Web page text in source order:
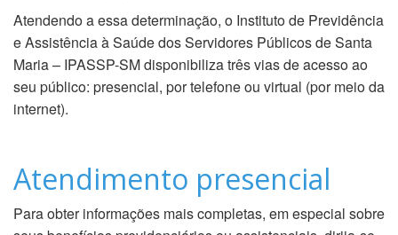
Atendendo a essa determinação, o Instituto de Previdência
e Assistência à Saúde dos Servidores Públicos de Santa
Maria – IPASSP-SM disponibiliza três vias de acesso ao
seu público: presencial, por telefone ou virtual (por meio da
internet).
Atendimento presencial
Para obter informações mais completas, em especial sobre